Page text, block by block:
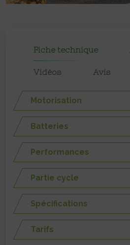
Fiche technique
Vidéos Avis
Motorisation
Batteries
Performances
Partie cycle
Spécifications
Tarifs